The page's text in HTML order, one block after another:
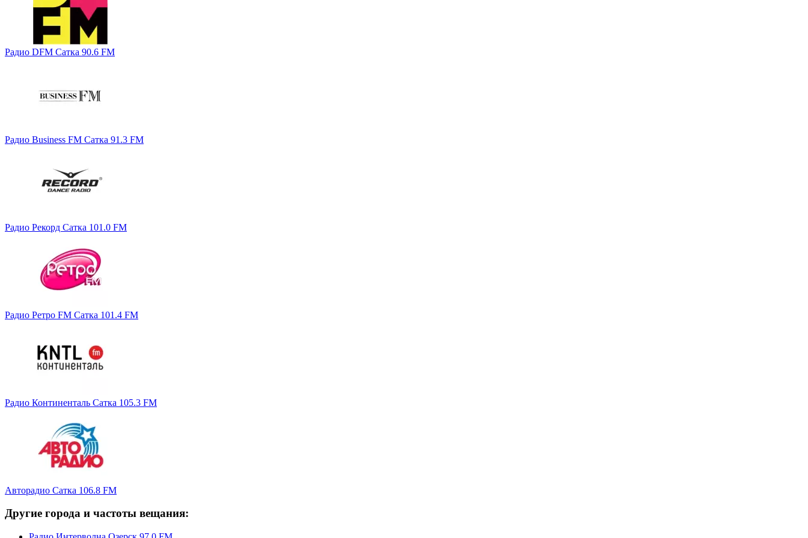
Радио DFM Сатка 90.6 FM
Радио Business FM Сатка 91.3 FM
Радио Рекорд Сатка 101.0 FM
Радио Ретро FM Сатка 101.4 FM
Радио Континенталь Сатка 105.3 FM
Авторадио Сатка 106.8 FM
Другие города и частоты вещания: